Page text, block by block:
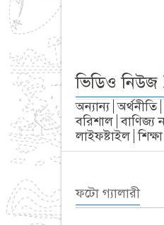
ভিডিও নিউজ
অন্যান্য অর্থনীতি
বরিশাল বাণিজ্য
লাইফষ্টাইল শিক্ষা
ফটো গ্যালারী